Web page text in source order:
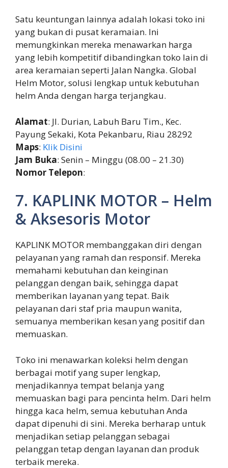
Satu keuntungan lainnya adalah lokasi toko ini
yang bukan di pusat keramaian. Ini
memungkinkan mereka menawarkan harga
yang lebih kompetitif dibandingkan toko lain di
area keramaian seperti Jalan Nangka. Global
Helm Motor, solusi lengkap untuk kebutuhan
helm Anda dengan harga terjangkau.
Alamat: Jl. Durian, Labuh Baru Tim., Kec.
Payung Sekaki, Kota Pekanbaru, Riau 28292
Maps: Klik Disini
Jam Buka: Senin – Minggu (08.00 – 21.30)
Nomor Telepon:
7. KAPLINK MOTOR – Helm
& Aksesoris Motor
KAPLINK MOTOR membanggakan diri dengan
pelayanan yang ramah dan responsif. Mereka
memahami kebutuhan dan keinginan
pelanggan dengan baik, sehingga dapat
memberikan layanan yang tepat. Baik
pelayanan dari staf pria maupun wanita,
semuanya memberikan kesan yang positif dan
memuaskan.
Toko ini menawarkan koleksi helm dengan
berbagai motif yang super lengkap,
menjadikannya tempat belanja yang
memuaskan bagi para pencinta helm. Dari helm
hingga kaca helm, semua kebutuhan Anda
dapat dipenuhi di sini. Mereka berharap untuk
menjadikan setiap pelanggan sebagai
pelanggan tetap dengan layanan dan produk
terbaik mereka.